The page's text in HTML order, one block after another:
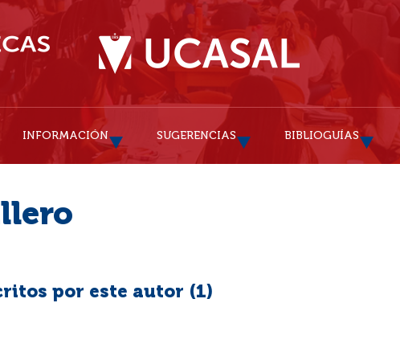
INFORMACIÓN SUGERENCIAS BIBLIOGUÍAS
por este autor (1)